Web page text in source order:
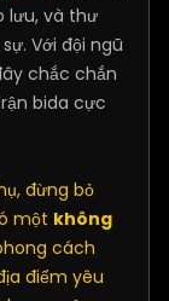
lưu, và thư
Với đội ngũ
chắc chắn
bida cực
đừng bỏ
một không
cách
điểm yêu